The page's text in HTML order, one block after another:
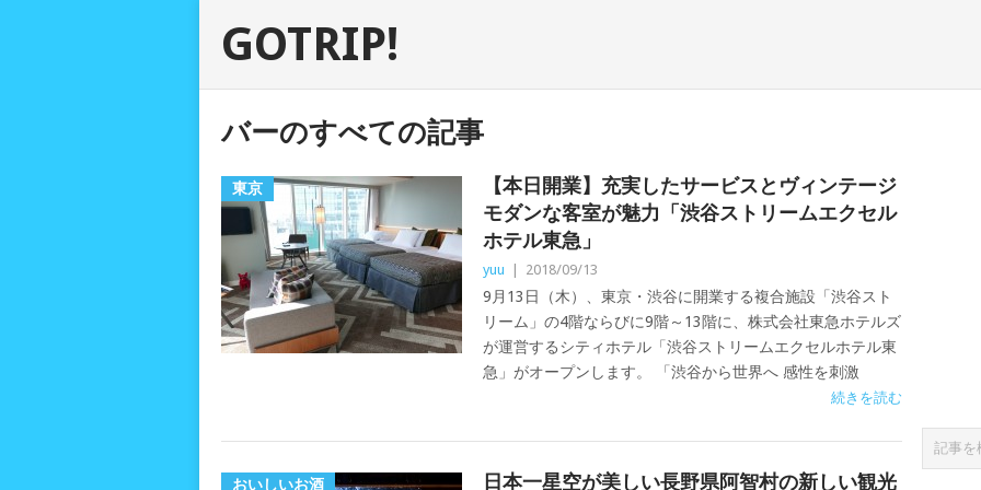
GOTRIP!
バーのすべての記事
東京
【本日開業】充実したサービスとヴィンテージ
モダンな客室が魅力「渋谷ストリームエクセル
ホテル東急」
yuu 2018/09/13
9月13日（木）、東京・渋谷に開業する複合施設「渋谷スト
リーム」の4階ならびに9階～13階に、株式会社東急ホテルズ
が運営するシティホテル「渋谷ストリームエクセルホテル東
急」がオープンします。 「渋谷から世界へ 感性を刺激
続きを読む
おいしいお酒 日本一星空が美しい長野県阿智村の新しい観光